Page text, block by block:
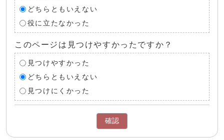
どちらともいえない
役に立たなかった
このページは見つけやすかったですか？
見つけやすかった
どちらともいえない
見つけにくかった
確認